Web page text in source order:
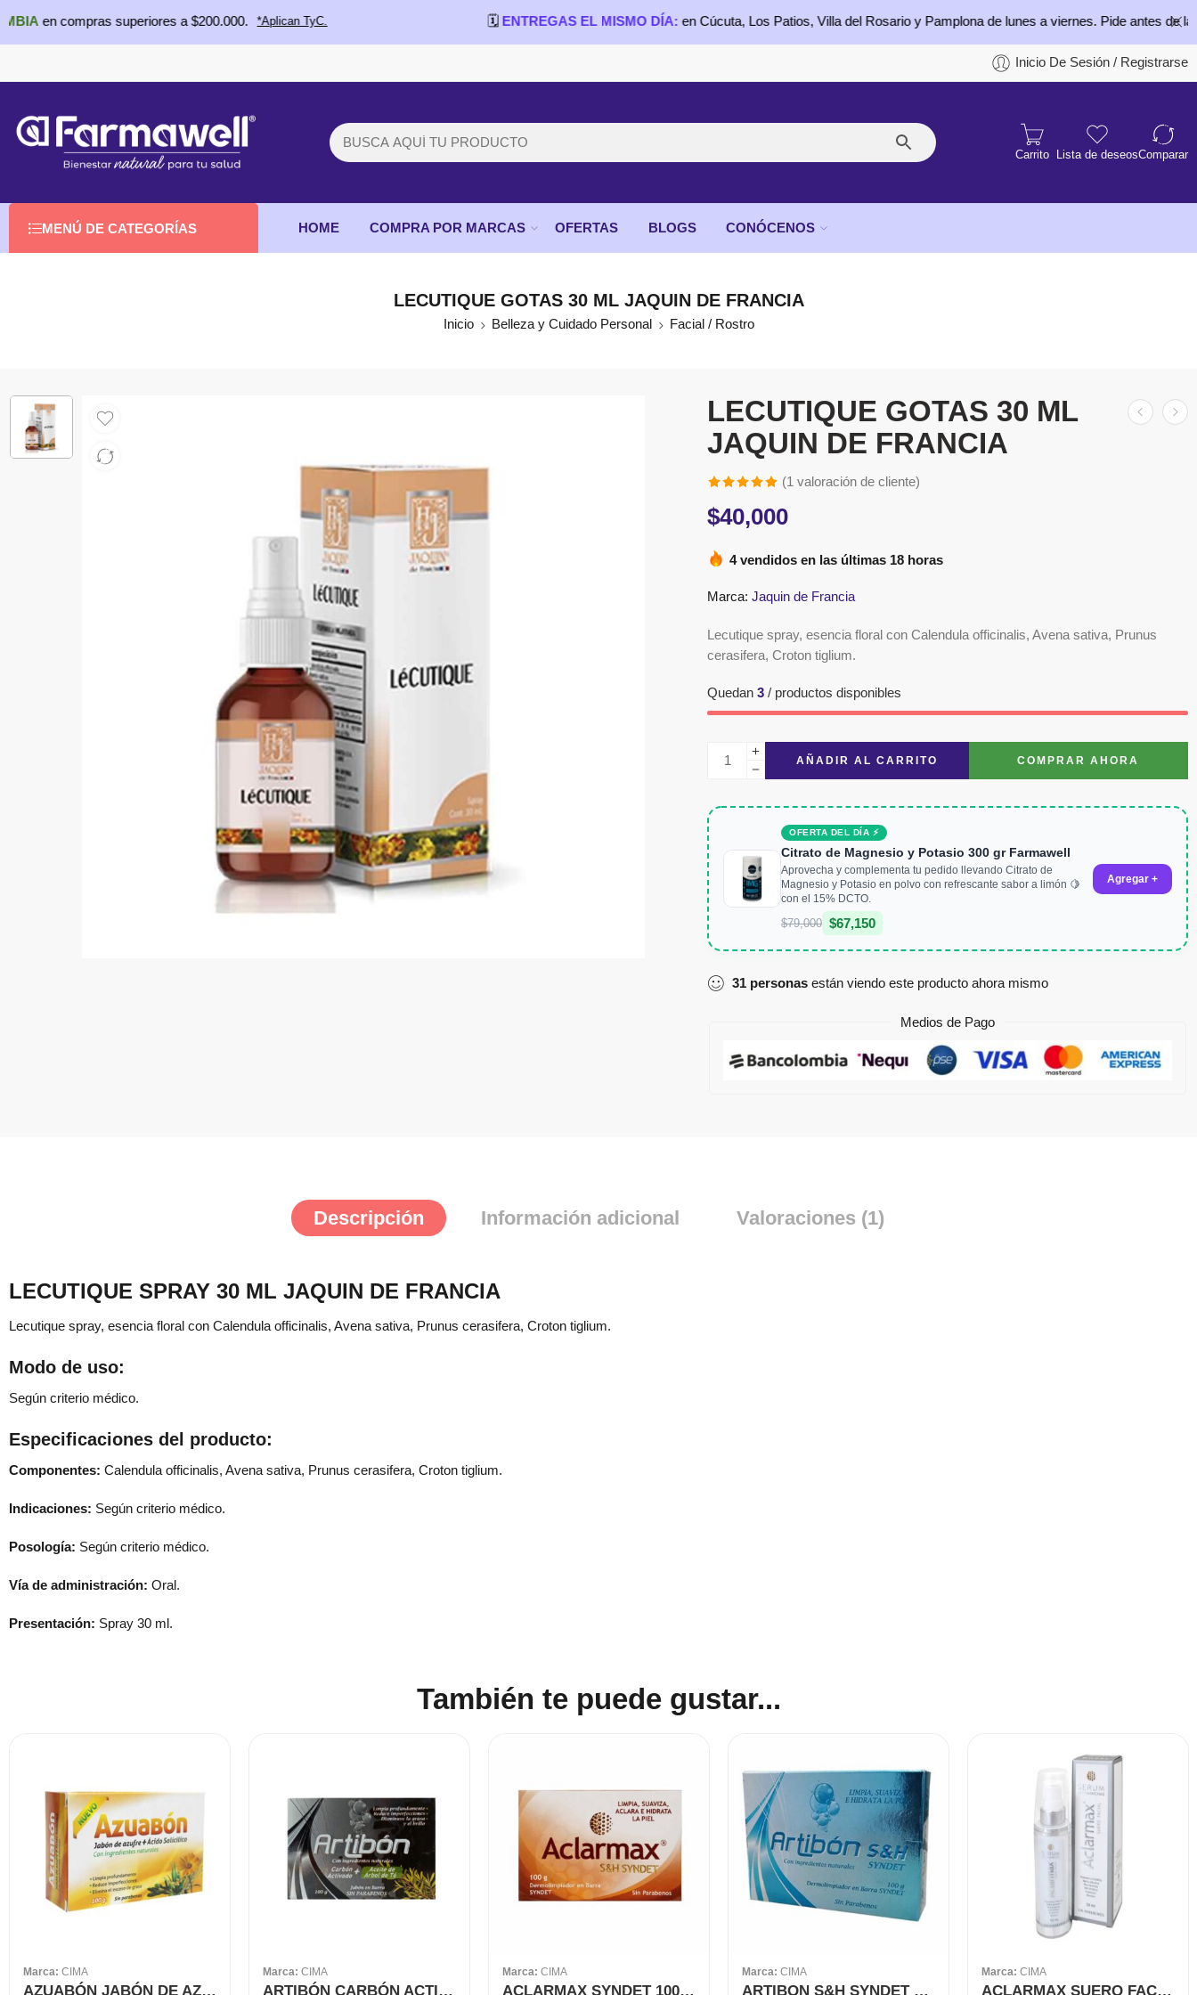
superiores a $200.000. *Aplican TyC. ENTREGAS EL MISMO DÍA:en Cúcuta, Los Patios, Villa del Rosario y Pamplona de lunes a viernes. Pide antes de las 4:00
Inicio De Sesión / Registrarse
Carrito Lista de deseosComparar
MENÚ DE CATEGORÍAS HOME COMPRA POR MARCAS OFERTAS BLOGS CONÓCENOS
LECUTIQUE GOTAS 30 ML JAQUIN DE FRANCIA
Inicio Belleza y Cuidado Personal Facial / Rostro
LECUTIQUE GOTAS 30 ML
JAQUIN DE FRANCIA
Valorado
5.00sobre
1
puntuación
(1 valoración de cliente)
$40,000
4 vendidos en las últimas 18 horas
Marca: Jaquin de Francia
Lecutique spray, esencia floral con Calendula officinalis, Avena sativa, Prunus
cerasifera, Croton tiglium.
Quedan 3 / productos disponibles
AÑADIR AL CARRITO COMPRAR AHORA
OFERTA DEL DÍA ⚡
Citrato de Magnesio y Potasio 300 gr Farmawell
Aprovecha y complementa tu pedido llevando Citrato de
Magnesio y Potasio en polvo con refrescante sabor a limón 🍋
con el 15% DCTO.
$79,000 $67,150
Agregar +
31 personas están viendo este producto ahora mismo
Medios de Pago
Descripción Información adicional Valoraciones (1)
LECUTIQUE SPRAY 30 ML JAQUIN DE FRANCIA
Lecutique spray, esencia floral con Calendula officinalis, Avena sativa, Prunus cerasifera, Croton tiglium.
Modo de uso:
Según criterio médico.
Especificaciones del producto:
Componentes: Calendula officinalis, Avena sativa, Prunus cerasifera, Croton tiglium.
Indicaciones: Según criterio médico.
Posología: Según criterio médico.
Vía de administración: Oral.
Presentación: Spray 30 ml.
También te puede gustar...
Marca: CIMA
AZUABÓN JABÓN DE AZUFRE BARRA 100 GR CIMA
Marca: CIMA
ARTIBÓN CARBÓN ACTIVADO 100 GR
Marca: CIMA
ACLARMAX SYNDET 100 GR
Marca: CIMA
ARTIBON S&H SYNDET BARRA 100 GR
Marca: CIMA
ACLARMAX SUERO FACIAL ANTIMANCHAS 50 ML CIMA